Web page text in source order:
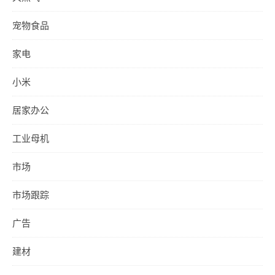
宠物食品
家电
小米
居家办公
工业母机
市场
市场跟踪
广告
建材